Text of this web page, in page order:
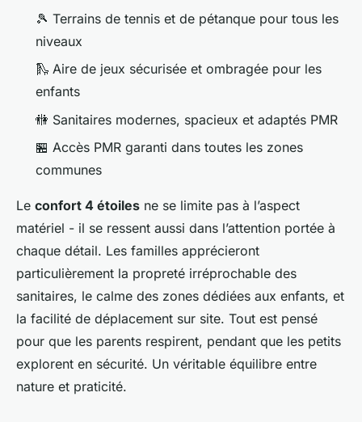
🎾 Terrains de tennis et de pétanque pour tous les
niveaux
🛝 Aire de jeux sécurisée et ombragée pour les
enfants
🚻 Sanitaires modernes, spacieux et adaptés PMR
🏪 Accès PMR garanti dans toutes les zones
communes
Le confort 4 étoiles ne se limite pas à l’aspect
matériel - il se ressent aussi dans l’attention portée à
chaque détail. Les familles apprécieront
particulièrement la propreté irréprochable des
sanitaires, le calme des zones dédiées aux enfants, et
la facilité de déplacement sur site. Tout est pensé
pour que les parents respirent, pendant que les petits
explorent en sécurité. Un véritable équilibre entre
nature et praticité.